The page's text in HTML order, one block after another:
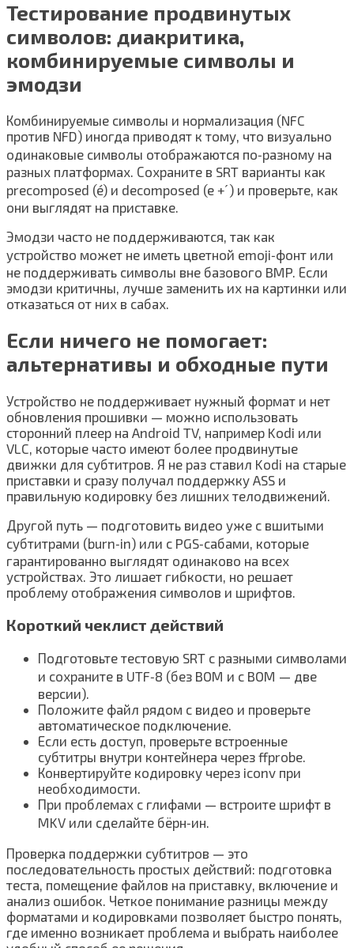
Тестирование продвинутых
символов: диакритика,
комбинируемые символы и
эмодзи
Комбинируемые символы и нормализация (NFC
против NFD) иногда приводят к тому, что визуально
одинаковые символы отображаются по‑разному на
разных платформах. Сохраните в SRT варианты как
precomposed (é) и decomposed (e + ́) и проверьте, как
они выглядят на приставке.
Эмодзи часто не поддерживаются, так как
устройство может не иметь цветной emoji‑фонт или
не поддерживать символы вне базового BMP. Если
эмодзи критичны, лучше заменить их на картинки или
отказаться от них в сабах.
Если ничего не помогает:
альтернативы и обходные пути
Устройство не поддерживает нужный формат и нет
обновления прошивки — можно использовать
сторонний плеер на Android TV, например Kodi или
VLC, которые часто имеют более продвинутые
движки для субтитров. Я не раз ставил Kodi на старые
приставки и сразу получал поддержку ASS и
правильную кодировку без лишних телодвижений.
Другой путь — подготовить видео уже с вшитыми
субтитрами (burn‑in) или с PGS‑сабами, которые
гарантированно выглядят одинаково на всех
устройствах. Это лишает гибкости, но решает
проблему отображения символов и шрифтов.
Короткий чеклист действий
Подготовьте тестовую SRT с разными символами
и сохраните в UTF‑8 (без BOM и с BOM — две
версии).
Положите файл рядом с видео и проверьте
автоматическое подключение.
Если есть доступ, проверьте встроенные
субтитры внутри контейнера через ffprobe.
Конвертируйте кодировку через iconv при
необходимости.
При проблемах с глифами — встроите шрифт в
MKV или сделайте бёрн‑ин.
Проверка поддержки субтитров — это
последовательность простых действий: подготовка
теста, помещение файлов на приставку, включение и
анализ ошибок. Четкое понимание разницы между
форматами и кодировками позволяет быстро понять,
где именно возникает проблема и выбрать наиболее